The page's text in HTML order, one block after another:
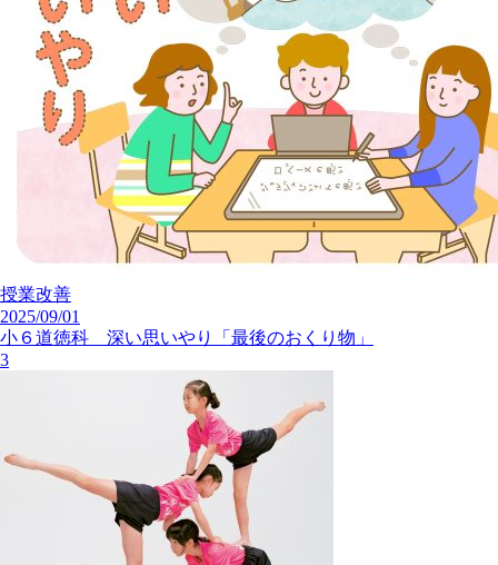
授業改善
2025/09/01
小６道徳科 深い思いやり「最後のおくり物」
3